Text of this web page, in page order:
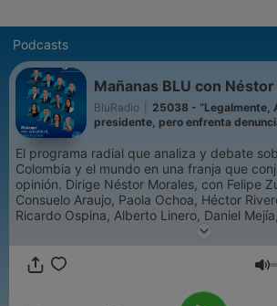
Podcasts
Mañanas BLU con
BluRadio
25038 - “Legalmente,
presidente, pero enfrenta
El programa radial que analiza y debate
Colombia y el mundo en una franja que
opinión. Dirige Néstor Morales, con Felipe
Consuelo Araujo, Paola Ochoa, Héctor
Ricardo Ospina, Alberto Linero, Daniel